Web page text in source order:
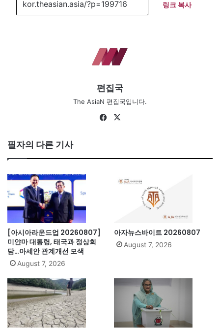
링크 복사
편집국
The AsiaN 편집국입니다.
Fa
필자의 다른 기사
[아시아라운드업 20260807]
미얀마 대통령, 태국과 정상회
담…아세안 관계개선 모색
August 7, 2026
아자뉴스바이트 20260807
August 7, 2026